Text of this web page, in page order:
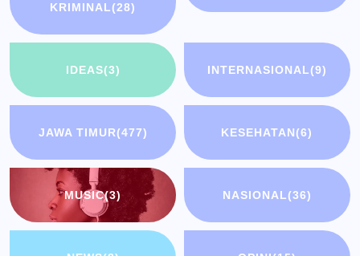
KRIMINAL(28)
IDEAS(3) INTERNASIONAL(9)
JAWA TIMUR(477) KESEHATAN(6)
MUSIC(3) NASIONAL(36)